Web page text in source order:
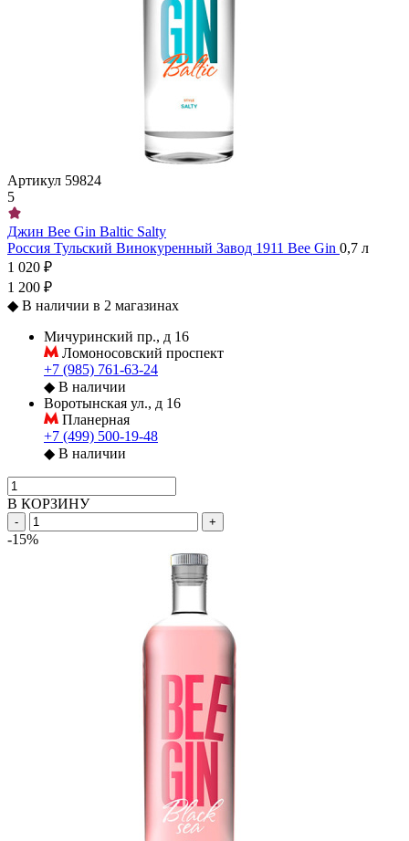
Артикул 59824
5
Джин Bee Gin Baltic Salty
Россия Тульский Винокуренный Завод 1911 Bee Gin 0,7 л
1 020 ₽
1 200 ₽
◆ В наличии в 2 магазинах
Мичуринский пр., д 16
Ломоносовский проспект
+7 (985) 761-63-24
◆ В наличии
Воротынская ул., д 16
Планерная
+7 (499) 500-19-48
◆ В наличии
В КОРЗИНУ
- +
-15%